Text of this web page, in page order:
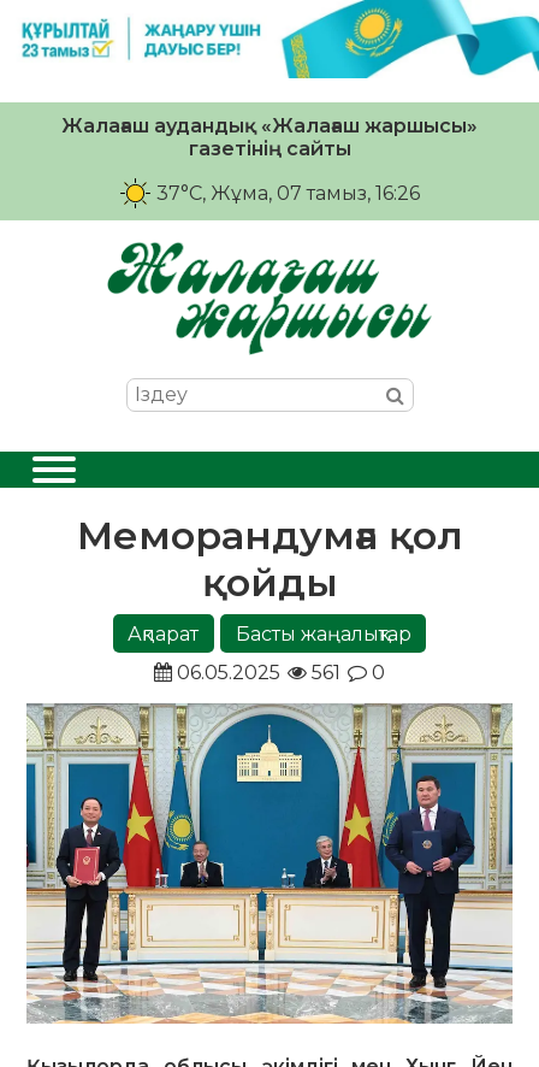
Жалағаш аудандық «Жалағаш жаршысы»
газетінің сайты
37°C, Жұма, 07 тамыз, 16:26
Меморандумға қол
қойды
Ақпарат
Басты жаңалықтар
06.05.2025
561 0